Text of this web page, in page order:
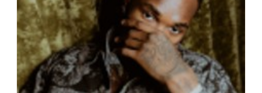
75 - Paris
Choisir mes départements
Mon email